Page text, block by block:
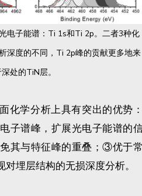
电子能谱：Ti 1s和Ti 2p。二者3种化
深度的不同，Ti 2p峰的贡献更多地来
处的TiN层。
化学分析上具有突出的优势
子谱峰，扩展光电子能谱的
其与特征峰的重叠；③优于
埋层结构的无损深度分析。